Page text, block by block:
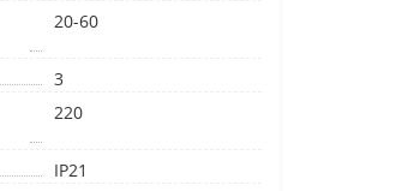
20-60
3
220
IP21